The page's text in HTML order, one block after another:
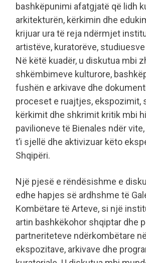
bashkëpunimi afatgjatë që lidh
arkitekturën, kërkimin dhe
krijuar ura të reja ndërmjet
artistëve, kuratorëve,
Në këtë kuadër, u diskutua mbi
shkëmbimeve kulturore,
fushën e arkivave dhe
proceset e ruajtjes, ekspozimit,
kërkimit dhe shkrimit kritik mbi
pavilioneve të Bienales ndër
t’i sjellë dhe aktivizuar këto
Shqipëri.
Një pjesë e rëndësishme e
edhe hapjes së ardhshme të
Kombëtare të Arteve, si një
artin bashkëkohor shqiptar dhe
partneriteteve ndërkombëtare
ekspozitave, arkivave dhe